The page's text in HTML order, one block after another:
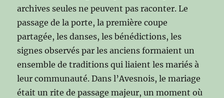
archives seules ne peuvent pas raconter. Le
passage de la porte, la première coupe
partagée, les danses, les bénédictions, les
signes observés par les anciens formaient un
ensemble de traditions qui liaient les mariés à
leur communauté. Dans l’Avesnois, le mariage
était un rite de passage majeur, un moment où